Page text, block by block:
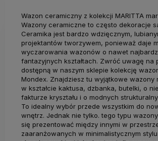
Wazon ceramiczny z kolekcji MARITTA
Wazony ceramiczne to często dekoracje
Ceramika jest bardzo wdzięcznym,
projektantów tworzywem, ponieważ daje
wyczarowania wazonów o nawet
fantazyjnych kształtach. Zwróć uwagę na
dostępną w naszym sklepie kolekcję
Mondex. Znajdziesz tu wyjątkowe wazony
w kształcie kaktusa, dzbanka, butelki, o
fakturze kryształu i o modnych
To idealny wybór przede wszystkim do
wnętrz. Jednak nie tylko. tego typu
się prezentować między innymi w
zaaranżowanych w minimalistycznym stylu